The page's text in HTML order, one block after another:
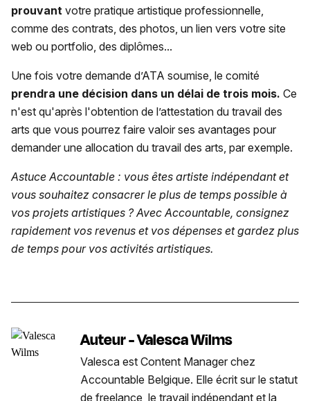
prouvant votre pratique artistique professionnelle,
comme des contrats, des photos, un lien vers votre site
web ou portfolio, des diplômes...
Une fois votre demande d’ATA soumise, le comité
prendra une décision dans un délai de trois mois. Ce
n'est qu'après l'obtention de l’attestation du travail des
arts que vous pourrez faire valoir ses avantages pour
demander une allocation du travail des arts, par exemple.
Astuce Accountable : vous êtes artiste indépendant et
vous souhaitez consacrer le plus de temps possible à
vos projets artistiques ? Avec Accountable, consignez
rapidement vos revenus et vos dépenses et gardez plus
de temps pour vos activités artistiques.
Auteur - Valesca Wilms
Valesca est Content Manager chez
Accountable Belgique. Elle écrit sur le statut
de freelance, le travail indépendant et la